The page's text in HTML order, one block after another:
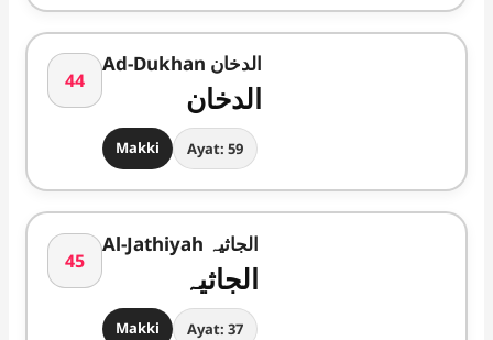
44
Ad-Dukhan الدخان
الدخان
Makki Ayat: 59
45
Al-Jathiyah الجاثیہ
الجاثیہ
Makki Ayat: 37